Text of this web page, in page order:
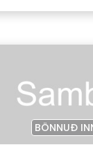
BÖNNUÐ